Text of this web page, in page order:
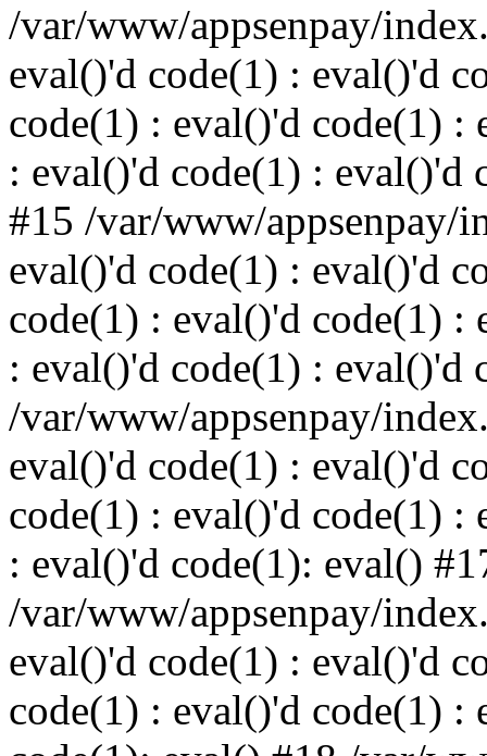
/var/www/appsenpay/
eval()'d code(1) : eval()'d
code(1) : eval()'d code(1) :
: eval()'d code(1) : eval()'d
#15 /var/www/appsenpay/
eval()'d code(1) : eval()'d
code(1) : eval()'d code(1) :
: eval()'d code(1) : eval()'d
/var/www/appsenpay/
eval()'d code(1) : eval()'d
code(1) : eval()'d code(1) :
: eval()'d code(1): eval()
/var/www/appsenpay/
eval()'d code(1) : eval()'d
code(1) : eval()'d code(1) :